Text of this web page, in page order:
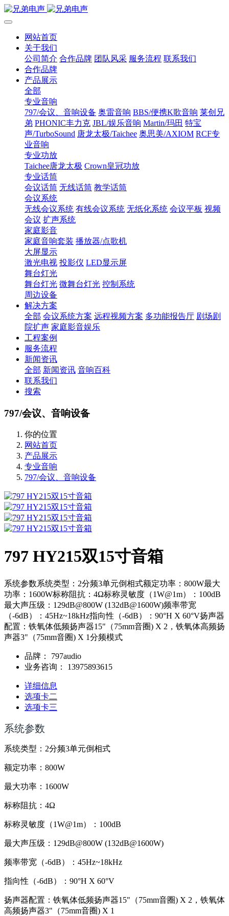
网站首页
关于我们
公司简介 合作品牌 团队风采 服务流程 联系我们
合作品牌
产品展示
全部
专业音响
797/会议、音响设备 奥雷音响 BBS/便携K歌音响 莱创兄
弟 PHONIC丰力克 JBL/娱乐音响 Martin/玛田 特宝
声/TurboSound 唐龙太极/Taichee 奥思美/AXIOM RCF专
业音响
专业功放
Taichee唐龙太极 Crown皇冠功放
专业话筒
会议话筒 无线话筒 教学话筒
会议系统
无线会议系统 有线会议系统 无纸化系统 会议平板 视频
会议 扩声系统
家庭影音
家庭音响套装 播放器/点歌机
大屏显示
激光电视 投影仪 LED显示屏
舞台灯光
舞台灯光 微舞台灯光 控制系统
周边设备
解决方案
全部 会议系统方案 远程视频方案 多功能报告厅 剧场剧
院扩声 家庭影音娱乐
工程案例
服务流程
新闻资讯
全部 新闻资讯 音响百科
联系我们
搜索
797/会议、音响设备
你的位置
网站首页
产品展示
专业音响
797/会议、音响设备
797 HY215双15寸音箱
系统参数系统类型：2分频3单元倒相式额定功率：800W最大
功率：1600W标称阻抗：4Ω标称灵敏度（1W@1m）：100dB
最大声压级：129dB@800W (132dB@1600W)频率带宽
（-6dB）：45Hz~18kHz指向性（-6dB）：90°H X 60°V扬声器
配置：铁氧体低频扬声器15"（75mm音圈) X 2，铁氧体高频扬
声器3"（75mm音圈) X 1分频模式
品牌：
797audio
业务咨询：
13975893615
详细信息
选项卡二
选项卡三
系统参数
系统类型：2分频3单元倒相式
额定功率：800W
最大功率：1600W
标称阻抗：4Ω
标称灵敏度（1W@1m）：100dB
最大声压级：129dB@800W (132dB@1600W)
频率带宽（-6dB）：45Hz~18kHz
指向性（-6dB）：90°H X 60°V
扬声器配置：铁氧体低频扬声器15"（75mm音圈) X 2，铁氧体
高频扬声器3"（75mm音圈) X 1